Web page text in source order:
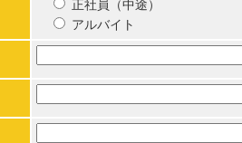
正社員（中途）
アルバイト